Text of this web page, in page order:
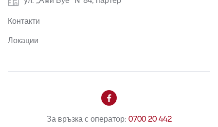
Контакти
Локации
За връзка с оператор: 0700 20 442
